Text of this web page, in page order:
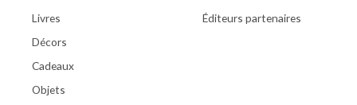
Livres
Décors
Cadeaux
Objets
Éditeurs partenaires